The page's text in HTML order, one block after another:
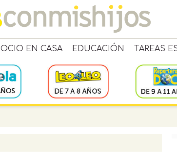
OCIO EN CASA EDUCACIÓN TAREAS